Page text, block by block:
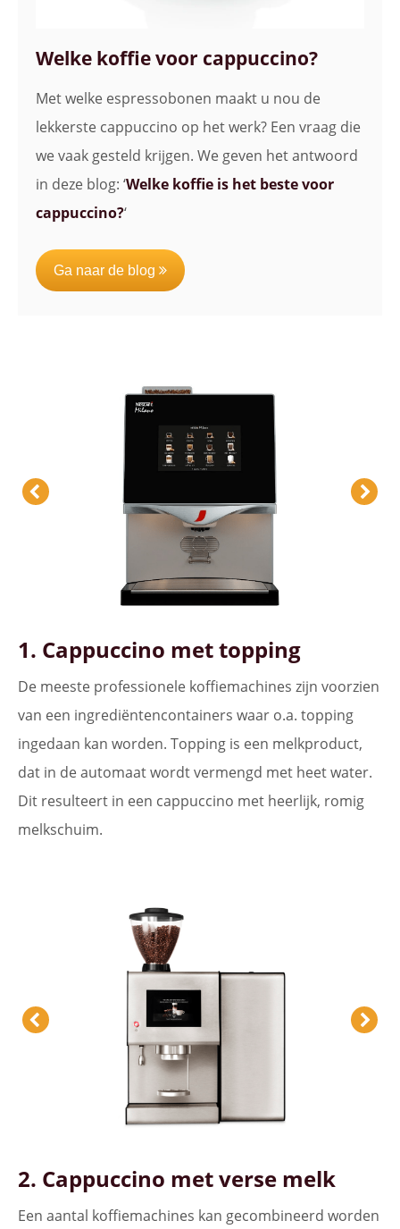
Welke koffie voor cappuccino?
Met welke espressobonen maakt u nou de
lekkerste cappuccino op het werk? Een vraag die
we vaak gesteld krijgen. We geven het antwoord
in deze blog: ‘Welke koffie is het beste voor
cappuccino?‘
Ga naar de blog
1. Cappuccino met topping
De meeste professionele koffiemachines zijn voorzien
van een ingrediëntencontainers waar o.a. topping
ingedaan kan worden. Topping is een melkproduct,
dat in de automaat wordt vermengd met heet water.
Dit resulteert in een cappuccino met heerlijk, romig
melkschuim.
2. Cappuccino met verse melk
Een aantal koffiemachines kan gecombineerd worden